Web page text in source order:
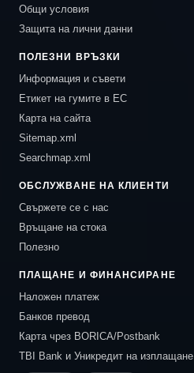
Общи условия
Защита на лични данни
ПОЛЕЗНИ ВРЪЗКИ
Информация и съвети
Етикет на гумите в ЕС
Карта на сайта
Sitemap.xml
Searchmap.xml
ОБСЛУЖВАНЕ НА КЛИЕНТИ
Свържете се с нас
Връщане на стока
Полезно
ПЛАЩАНЕ И ФИНАНСИРАНЕ
Наложен платеж
Банков превод
Карта чрез BORICA/Postbank
TBI Bank и Уникредит на изплащане